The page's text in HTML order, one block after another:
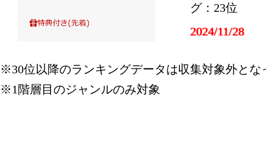
グ：23位
2024/11/28
グ：10位
※30位以降のランキングデータは収集対象外とな
※1階層目のジャンルのみ対象